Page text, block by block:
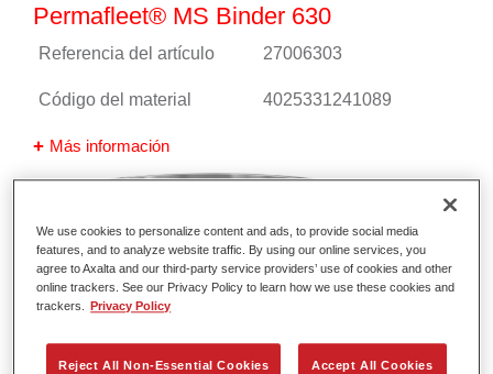
Permafleet® MS Binder 630
Referencia del artículo 27006303
Código del material 4025331241089
Más información
We use cookies to personalize content and ads, to provide social media
features, and to analyze website traffic. By using our online services, you
agree to Axalta and our third-party service providers’ use of cookies and other
online trackers. See our Privacy Policy to learn how we use these cookies and
trackers.
Privacy Policy
Reject All Non-Essential Cookies Accept All Cookies